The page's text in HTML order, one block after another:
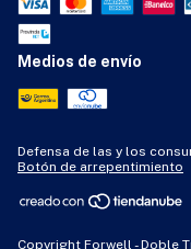
Medios de envío
Defensa de las y los
Botón de arrepentimiento
Copyright Forwell - Doble